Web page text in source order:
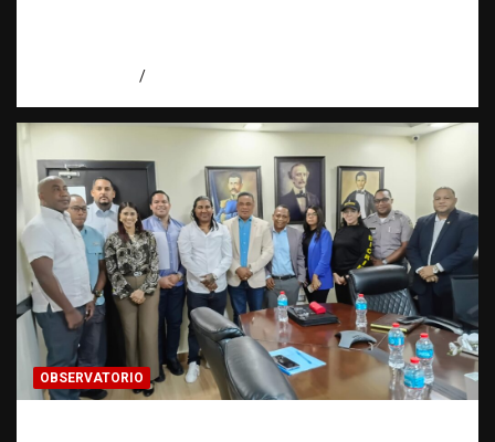
OBSERVATORIO